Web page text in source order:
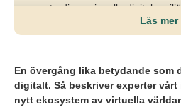
tredimensionella digitala
organisationer att halka
kandidatupplevelse och nya
psykologisk trygghet.
Läs mer
En övergång lika betydande som
digitalt. Så beskriver experter
nytt ekosystem av virtuella